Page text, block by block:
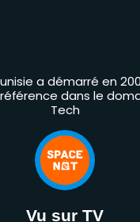
a démarré en
dans le
Tech
Vu sur TV